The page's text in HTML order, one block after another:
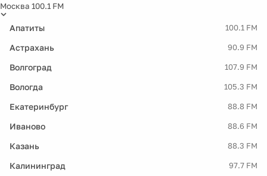
Москва 100.1 FM
Апатиты 100.1 FM
Астрахань 90.9 FM
Волгоград 107.9 FM
Вологда 105.3 FM
Екатеринбург 88.8 FM
Иваново 88.6 FM
Казань 88.3 FM
Калининград 97.7 FM